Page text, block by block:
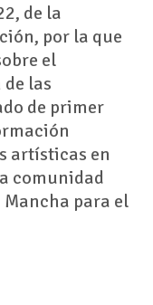
de la
por la que
el
las
de primer
artísticas en
comunidad
para el